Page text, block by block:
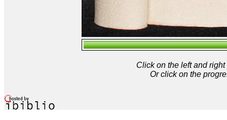
Click on the left and
Or click on the